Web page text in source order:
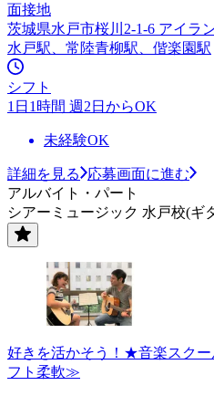
面接地
茨城県水戸市桜川2-1-6 アイラ
水戸駅、常陸青柳駅、偕楽園駅
シフト
1日1時間 週2日からOK
未経験OK
詳細を見る
応募画面に進む
アルバイト・パート
シアーミュージック 水戸校(ギ
好きを活かそう！★音楽スク
フト柔軟≫